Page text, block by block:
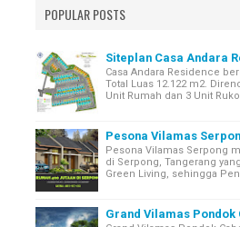
POPULAR POSTS
Siteplan Casa Andara
Casa Andara Residence
Total Luas 12.122 m2.
Unit Rumah dan 3 Unit
Pesona Vilamas
Pesona Vilamas Serpong
di Serpong, Tangerang
Green Living, sehingga
Grand Vilamas Pondok